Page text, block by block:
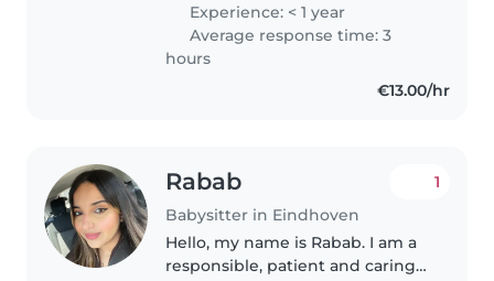
het leuk vindt om met kinderen
te werken. Ik heb ervaring met
peuters..
Experience: < 1 year
Average response time: 3
hours
€13.00/hr
Rabab
Babysitter in Eindhoven
1
Hello, my name is Rabab. I am a
responsible, patient and caring